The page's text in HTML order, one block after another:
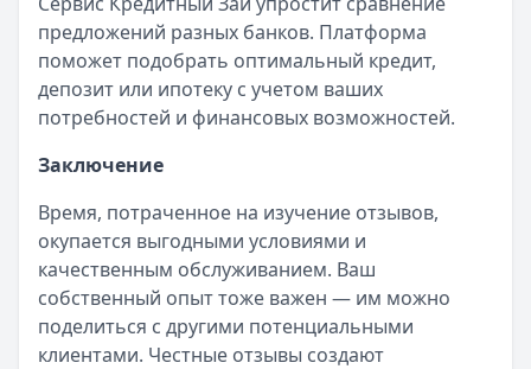
предложений разных банков. Платформа
поможет подобрать оптимальный кредит,
депозит или ипотеку с учетом ваших
потребностей и финансовых возможностей.
Заключение
Время, потраченное на изучение отзывов,
окупается выгодными условиями и
качественным обслуживанием. Ваш
собственный опыт тоже важен — им можно
поделиться с другими потенциальными
клиентами. Честные отзывы создают